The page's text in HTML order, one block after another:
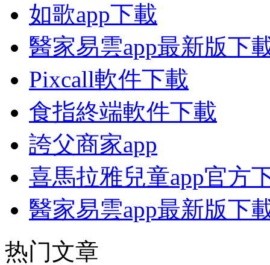
如歌app下載
醫家易雲app最新版下
Pixcall軟件下載
食指終端軟件下載
誇父商家app
喜馬拉雅兒童app官方
醫家易雲app最新版下
热门文章